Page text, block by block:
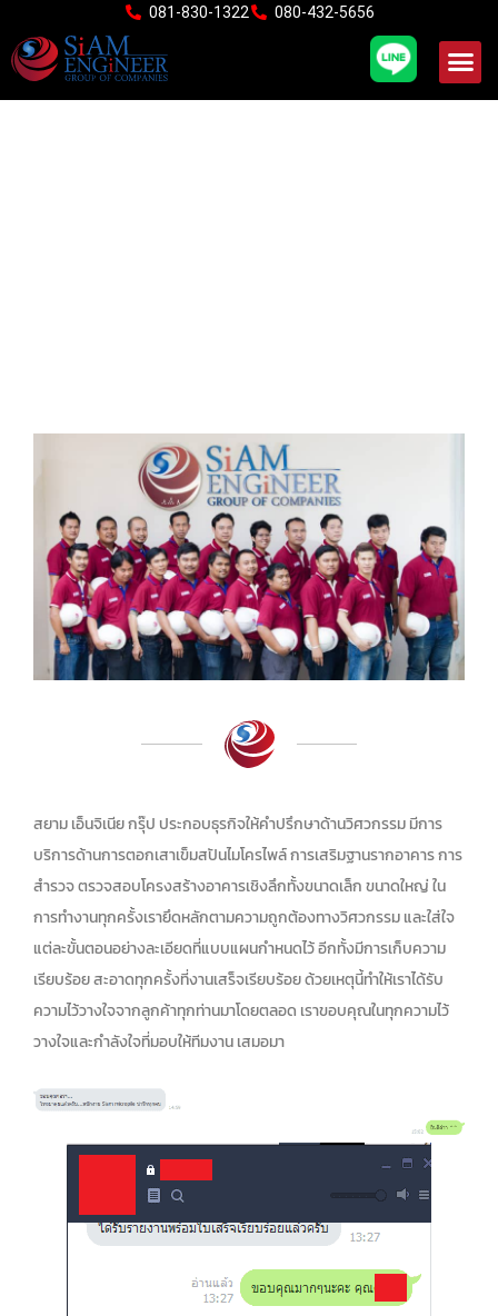
content
081-830-1322 080-432-5656
สยาม เอ็นจิเนีย กรุ๊ป ประกอบธุรกิจให้คำปรึกษาด้านวิศวกรรม มีการ
บริการด้านการตอกเสาเข็มสปันไมโครไพล์ การเสริมฐานรากอาคาร การ
สำรวจ ตรวจสอบโครงสร้างอาคารเชิงลึกทั้งขนาดเล็ก ขนาดใหญ่ ใน
การทำงานทุกครั้งเรายึดหลักตามความถูกต้องทางวิศวกรรม และใส่ใจ
แต่ละขั้นตอนอย่างละเอียดที่แบบแผนกำหนดไว้ อีกทั้งมีการเก็บความ
เรียบร้อย สะอาดทุกครั้งที่งานเสร็จเรียบร้อย ด้วยเหตุนี้ทำให้เราได้รับ
ความไว้วางใจจากลูกค้าทุกท่านมาโดยตลอด เราขอบคุณในทุกความไว้
วางใจและกำลังใจที่มอบให้ทีมงาน เสมอมา